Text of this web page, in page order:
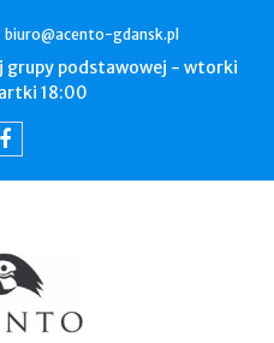
biuro@acento-gdansk.pl
grupy podstawowej - wtorki
18:00